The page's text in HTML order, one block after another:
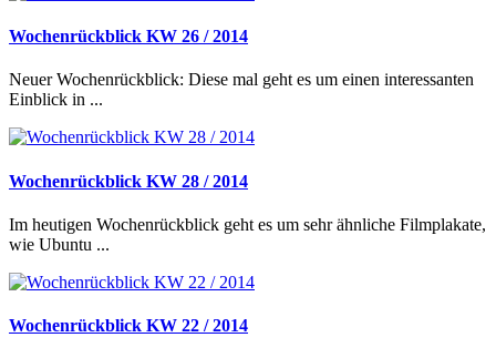
Wochenrückblick KW 26 / 2014
Neuer Wochenrückblick: Diese mal geht es um einen interessanten
Einblick in ...
Wochenrückblick KW 28 / 2014
Im heutigen Wochenrückblick geht es um sehr ähnliche Filmplakate,
wie Ubuntu ...
Wochenrückblick KW 22 / 2014